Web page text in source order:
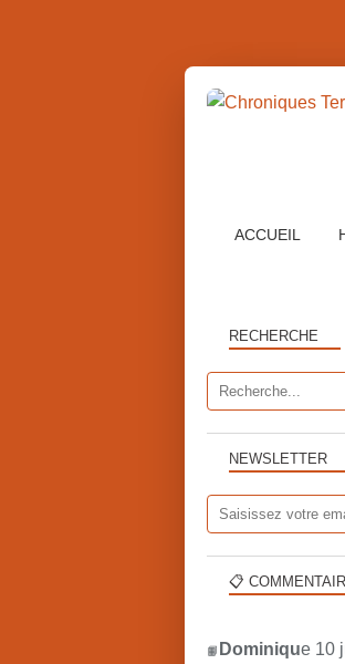
ACCUEIL
NEWSLETTER
RECHERCHE
📋
📙 Dominique 10